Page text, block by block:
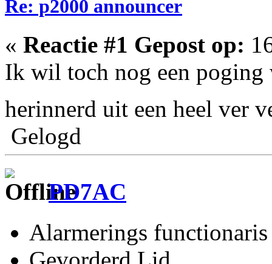
Re: p2000 announcer
« Reactie #1 Gepost op:
Ik wil toch nog een poging
herinnerd uit een heel ver
Gelogd
PD7AC
Alarmerings functionaris